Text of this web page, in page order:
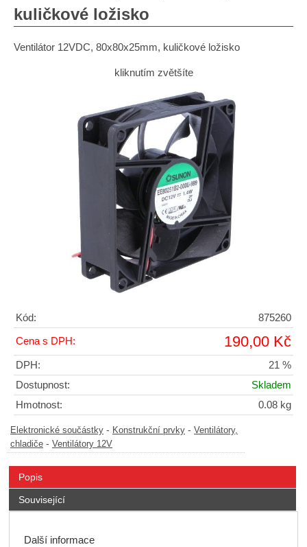
kuličkové ložisko
Ventilátor 12VDC, 80x80x25mm, kuličkové ložisko
kliknutím zvětšíte
Kód: 875260
Cena s DPH: 190,00 Kč
DPH:
21 %
Dostupnost:
Skladem
Hmotnost:
0.08 kg
Elektronické součástky - Konstrukční prvky - Ventilátory,
chladiče - Ventilátory 12V
Popis
Související
Další informace